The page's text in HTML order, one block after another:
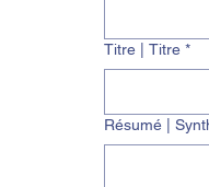
Titre | Titre *
Résumé |